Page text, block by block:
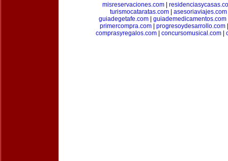
misreservaciones.com|
turismocataratas.com| asesoriaviajes.com
guiadegetafe.com| guiademedicamentos.com
primercompra.com| progresoydesarrollo.com
comprasyregalos.com| concursomusical.com|